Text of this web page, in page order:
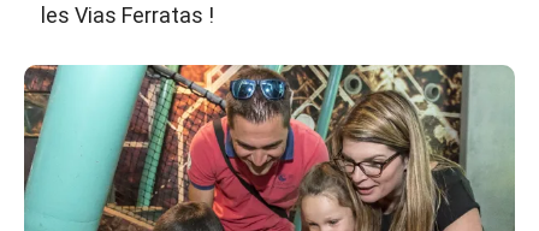
les Vias Ferratas !